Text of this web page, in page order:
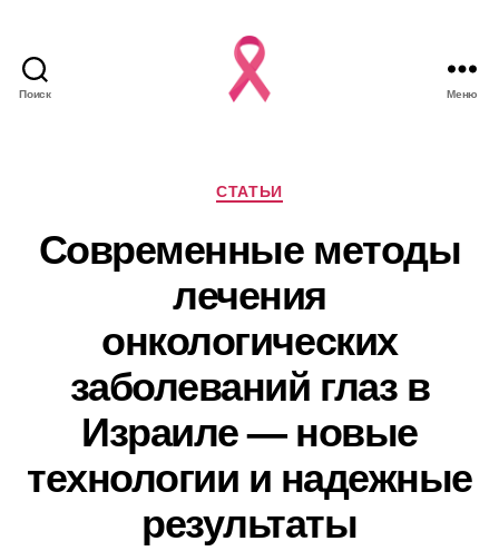
Поиск Меню
Рубрики
СТАТЬИ
Современные методы
лечения
онкологических
заболеваний глаз в
Израиле — новые
технологии и надежные
результаты